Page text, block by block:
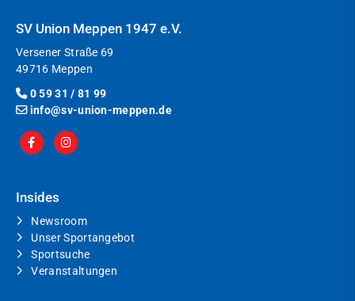
SV Union Meppen 1947 e.V.
Versener Straße 69
49716 Meppen
0 59 31 / 81 99
info@sv-union-meppen.de
Insides
Newsroom
Unser Sportangebot
Sportsuche
Veranstaltungen